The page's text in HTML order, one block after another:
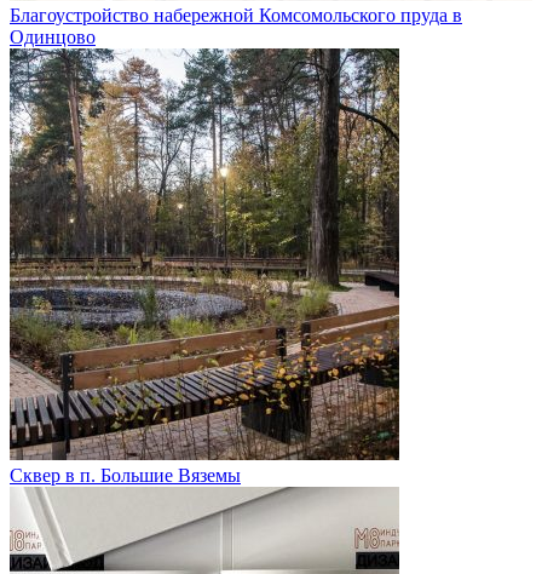
Благоустройство набережной Комсомольского пруда в
Одинцово
Сквер в п. Большие Вяземы